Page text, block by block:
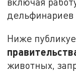
дельфинариев
Ниже
животных,